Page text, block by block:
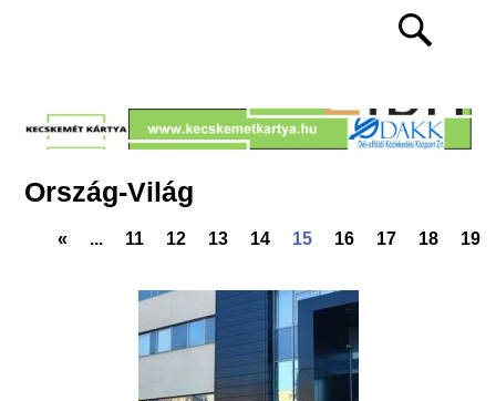
Ország-Világ
« ... 11 12 13 14 15 16 17 18 19